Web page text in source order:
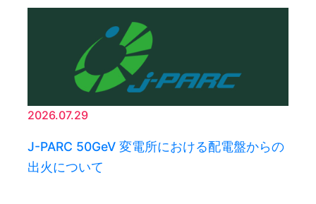
2026.07.29
J-PARC 50GeV 変電所における配電盤からの
出火について